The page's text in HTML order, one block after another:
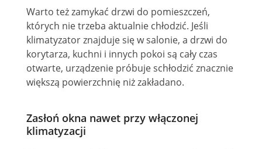
Warto też zamykać drzwi do pomieszczeń,
których nie trzeba aktualnie chłodzić. Jeśli
klimatyzator znajduje się w salonie, a drzwi do
korytarza, kuchni i innych pokoi są cały czas
otwarte, urządzenie próbuje schłodzić znacznie
większą powierzchnię niż zakładano.
Zasłoń okna nawet przy włączonej
klimatyzacji